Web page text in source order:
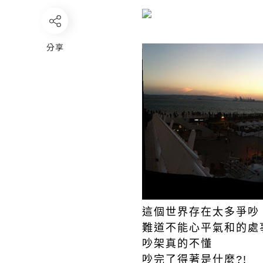
這個世界存在太多爭吵
難道不能心平氣和的
吵架真的不懂
吵完了得著是什麼?!
分享